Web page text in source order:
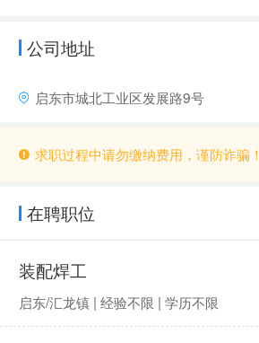
公司地址
启东市城北工业区发展路9号
求职过程中请勿缴纳费用，谨防诈骗！
在聘职位
装配焊工
启东/汇龙镇 | 经验不限 | 学历不限